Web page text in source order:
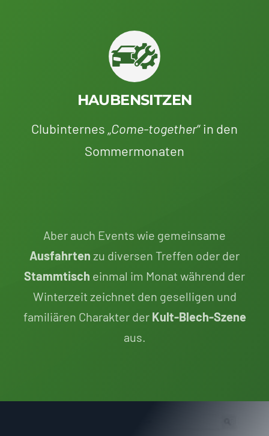
HAUBENSITZEN
Clubinternes „ Come-together“ in den
Sommermonaten
Aber auch Events wie gemeinsame
Ausfahrten zu diversen Treffen oder der
Stammtisch einmal im Monat während der
Winterzeit zeichnet den geselligen und
familiären Charakter der Kult-Blech-Szene
aus.